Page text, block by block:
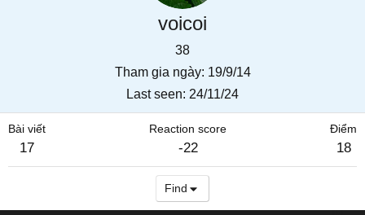
voicoi
38
Tham gia ngày 19/9/14
Last seen 24/11/24
Bài viết
17
Reaction score
-22
Điểm
18
Find